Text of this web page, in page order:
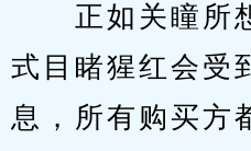
正如关瞳所想
式目睹猩红会受
息，所有购买方